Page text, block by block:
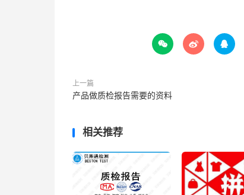
  
上一篇
产品做质检报告需要的资料
相关推荐